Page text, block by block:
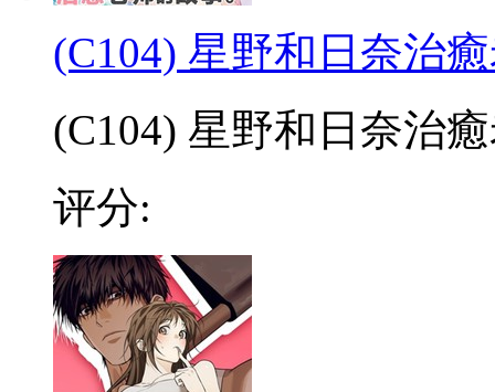
(C104) 星野和日奈治
(C104) 星野和日奈治
评分: